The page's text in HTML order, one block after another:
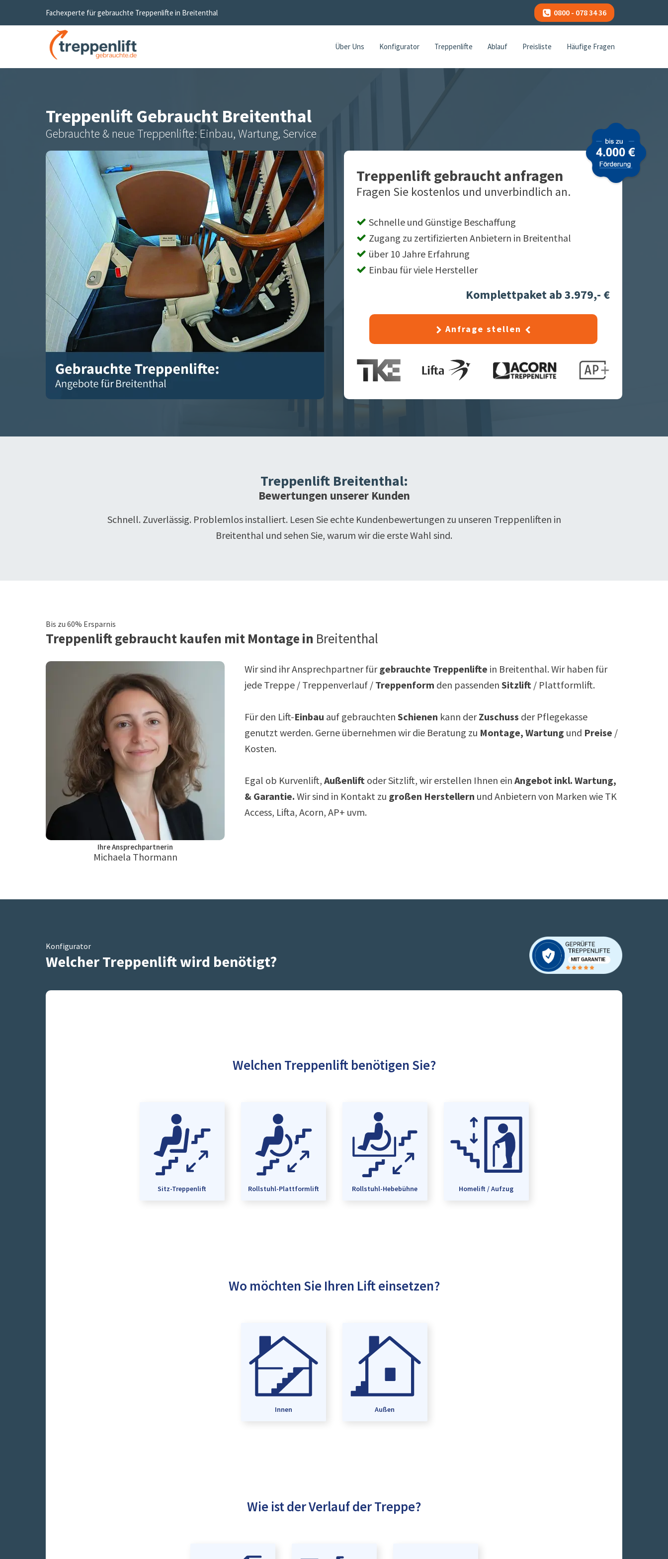
Fachexperte für gebrauchte Treppenlifte in Breitenthal 0800 - 078 34 36
Über Uns Konfigurator Treppenlifte Ablauf Preisliste Häufige Fragen
Treppenlift Gebraucht Breitenthal
Gebrauchte & neue Treppenlifte: Einbau, Wartung, Service
Treppenlift gebraucht anfragen
Fragen Sie kostenlos und unverbindlich an.
Schnelle und Günstige Beschaffung
Zugang zu zertifizierten Anbietern in Breitenthal
über 10 Jahre Erfahrung
Einbau für viele Hersteller
Komplettpaket ab 3.979,- €
Anfrage stellen
Treppenlift Breitenthal:
Bewertungen unserer Kunden
Schnell. Zuverlässig. Problemlos installiert. Lesen Sie echte Kundenbewertungen zu unseren Treppenliften in
Breitenthal und sehen Sie, warum wir die erste Wahl sind.
Bis zu 60% Ersparnis
Treppenliftgebraucht kaufen mit Montage in Breitenthal
Ihre Ansprechpartnerin
Michaela Thormann
Wir sind ihr Ansprechpartner fürgebrauchte Treppenlifte in Breitenthal. Wir haben für
jede Treppe / Treppenverlauf / Treppenform den passenden Sitzlift / Plattformlift.
Für den Lift-Einbau auf gebrauchten Schienen kann derZuschuss der Pflegekasse
genutzt werden. Gerne übernehmen wir die Beratung zu Montage, Wartung und Preise /
Kosten.
Egal ob Kurvenlift, Außenlift oder Sitzlift, wir erstellen Ihnen ein Angebot inkl. Wartung,
& Garantie. Wir sind in Kontakt zu großen Herstellern und Anbietern von Marken wie TK
Access, Lifta, Acorn, AP+ uvm.
Konfigurator
Welcher Treppenlift wird benötigt?
Welchen Treppenlift benötigen Sie?
Sitz-Treppenlift Rollstuhl-Plattformlift Rollstuhl-Hebebühne Homelift / Aufzug
Wo möchten Sie Ihren Lift einsetzen?
Innen Außen
Wie ist der Verlauf der Treppe?